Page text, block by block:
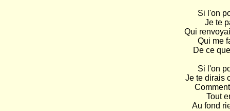
Si l'on
Je te
Qui
Qui me
De ce
Si l'on
Je te dirais
Tout
Au fond